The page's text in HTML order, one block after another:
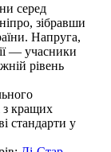
серед
зібравши
Напруга,
— учасники
рівень
з кращих
стандарти у